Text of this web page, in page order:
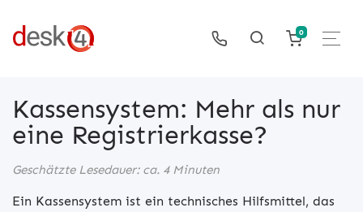
0
Kassensystem: Mehr als nur
eine Registrierkasse?
Geschätzte Lesedauer: ca. 4 Minuten
Ein Kassensystem ist ein technisches Hilfsmittel, das